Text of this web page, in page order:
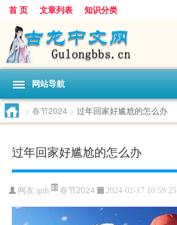
首 页 文章列表 知识分类
网站导航
> 春节2024 > 过年回家好尴尬的怎么办
过年回家好尴尬的怎么办
网友:gnh 春节2024 2024-02-17 10:59:25